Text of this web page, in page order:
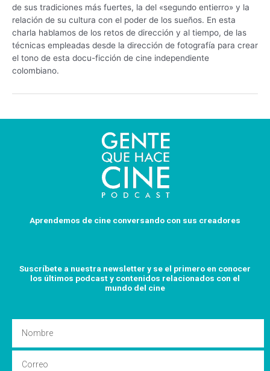
de sus tradiciones más fuertes, la del «segundo entierro» y la
relación de su cultura con el poder de los sueños. En esta
charla hablamos de los retos de dirección y al tiempo, de las
técnicas empleadas desde la dirección de fotografía para crear
el tono de esta docu-ficción de cine independiente
colombiano.
Aprendemos de cine conversando con sus creadores
Suscríbete a nuestra newsletter y se el primero en conocer
los últimos podcast y contenidos relacionados con el
mundo del cine